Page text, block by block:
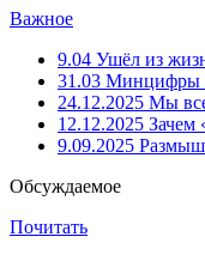
Важное
9.04 Ушёл из
31.03 Минцифры
24.12.2025 Мы
12.12.2025 Зачем
9.09.2025
Обсуждаемое
Почитать